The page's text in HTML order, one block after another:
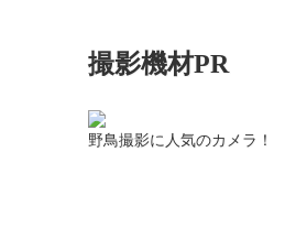
撮影機材PR
野鳥撮影に人気のカメラ！